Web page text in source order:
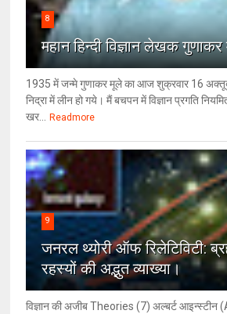
8
महान हिन्दी विज्ञान लेखक
1935 में जन्मे गुणाकर मूले का आज शुक्रवार 16
निद्रा में लीन हो गये। मैं बचपन में विज्ञान प्रगति
खर...
Readmore
9
जनरल थ्‍योरी ऑफ रिलेटिविटी:
रहस्‍यों की अद्भुत व्‍याख्‍या।
विज्ञान की अजीब Theories (7) अल्‍बर्ट